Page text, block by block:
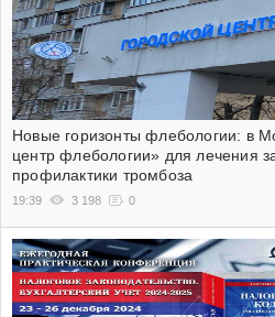
Новые горизонты флебологии: в
центр флебологии» для лечения
профилактики тромбоза
19:39 3 198 0